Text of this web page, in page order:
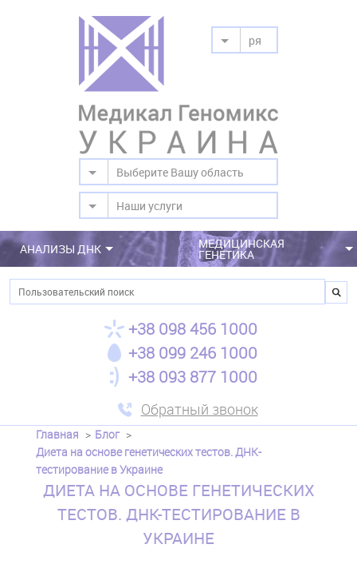
ря
Выберите Вашу область
Наши услуги
АНАЛИЗЫ ДНК МЕДИЦИНСКАЯ
ГЕНЕТИКА
Поиск
+38 098 456 1000
+38 099 246 1000
+38 093 877 1000
Обратный звонок
Главная
Блог
Диета на основе генетических тестов. ДНК-
тестирование в Украине
ДИЕТА НА ОСНОВЕ ГЕНЕТИЧЕСКИХ
ТЕСТОВ. ДНК-ТЕСТИРОВАНИЕ В
УКРАИНЕ